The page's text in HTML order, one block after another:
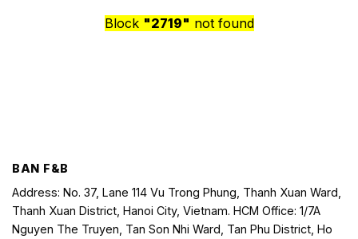
Block "2719" not found
BAN F&B
Address: No. 37, Lane 114 Vu Trong Phung, Thanh Xuan Ward,
Thanh Xuan District, Hanoi City, Vietnam. HCM Office: 1/7A
Nguyen The Truyen, Tan Son Nhi Ward, Tan Phu District, Ho